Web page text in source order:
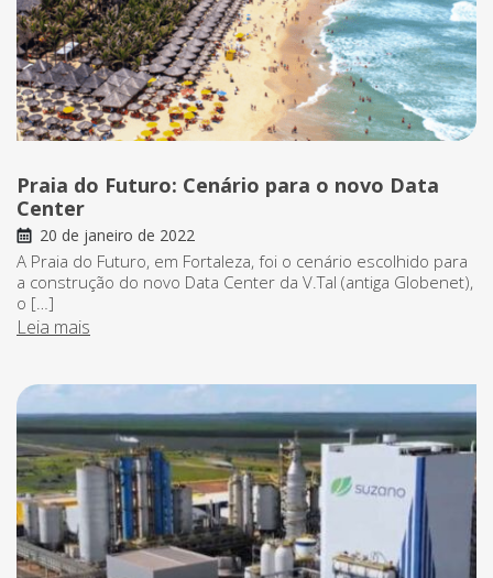
Praia do Futuro: Cenário para o novo Data
Center
20 de janeiro de 2022
A Praia do Futuro, em Fortaleza, foi o cenário escolhido para
a construção do novo Data Center da V.Tal (antiga Globenet),
o […]
Leia mais